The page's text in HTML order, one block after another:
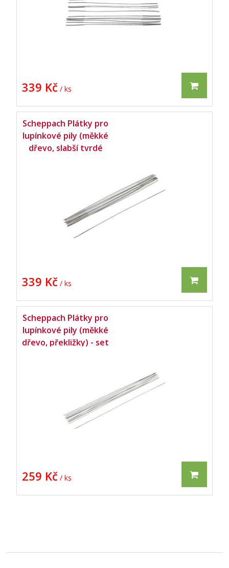
339 Kč / ks
Scheppach Plátky pro
lupínkové pily (měkké
dřevo, slabší tvrdé
339 Kč / ks
Scheppach Plátky pro
lupínkové pily (měkké
dřevo, překližky) - set
259 Kč / ks